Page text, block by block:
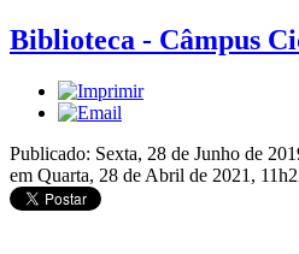
Biblioteca - Câmpus
Publicado: Sexta, 28 de Junho de
em Quarta, 28 de Abril de 2021,